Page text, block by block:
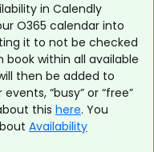
in Calendly
O365 calendar into
it to not be checked
book within all available
then be added to
“busy” or “free”
this here. You
Availability